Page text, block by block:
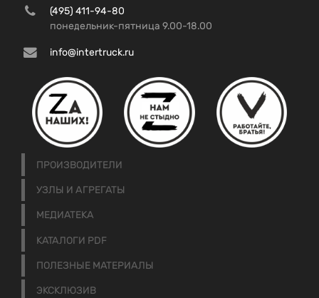
(495) 411-94-80
понедельник-пятница 9.00-18.00
info@intertruck.ru
ПРОИЗВОДИТЕЛИ
УЗЛЫ И АГРЕГАТЫ
МЕДИАТЕКА
КАТАЛОГИ PDF
ПОЛЕЗНЫЕ МАТЕРИАЛЫ
ЭКСКЛЮЗИВ